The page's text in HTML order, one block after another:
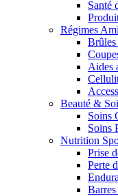
Santé
Régimes
Brûles
Aides
Beauté &
Soins
Soins
Nutrition
Prise
Perte